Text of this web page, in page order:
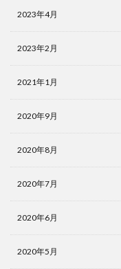
2023年4月
2023年2月
2021年1月
2020年9月
2020年8月
2020年7月
2020年6月
2020年5月